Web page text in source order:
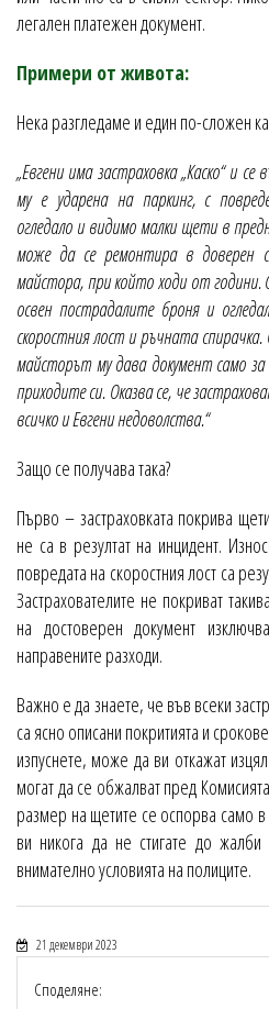
легален платежен документ.
Примери от живота:
Нека разгледаме и един по-сложен
„Евгени има застраховка „Каско“ и
му е ударена на паркинг, с
огледало и видимо малки щети в
може да се ремонтира в доверен
майстора, при който ходи от години.
освен пострадалите броня и
скоростния лост и ръчната
майсторът му дава документ само
приходите си. Оказва се, че
всичко и Евгени недоволства.“
Защо се получава така?
Първо – застраховката покрива
не са в резултат на инцидент.
повредата на скоростния лост са
Застрахователите не покриват
на достоверен документ
направените разходи.
Важно е да знаете, че във всеки
са ясно описани покритията и
изпуснете, може да ви откажат
могат да се обжалват пред
размер на щетите се оспорва само
ви никога да не стигате до
внимателно условията на полиците.
21 декември 2023
Споделяне: